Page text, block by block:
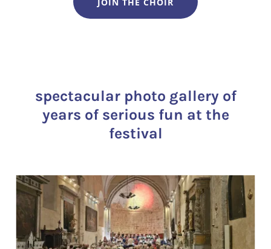
spectacular photo gallery of
years of serious fun at the
festival